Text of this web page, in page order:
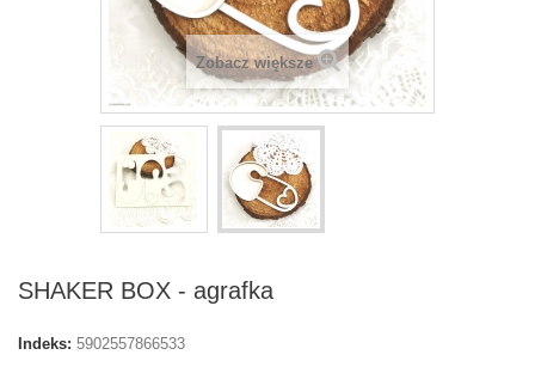
Zobacz większe
SHAKER BOX - agrafka
Indeks: 5902557866533